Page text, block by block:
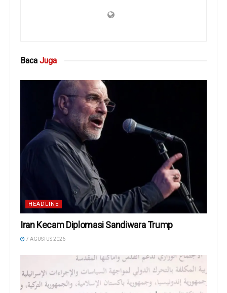
Baca Juga
HEADLINE
Iran Kecam Diplomasi Sandiwara Trump
7 AGUSTUS 2026